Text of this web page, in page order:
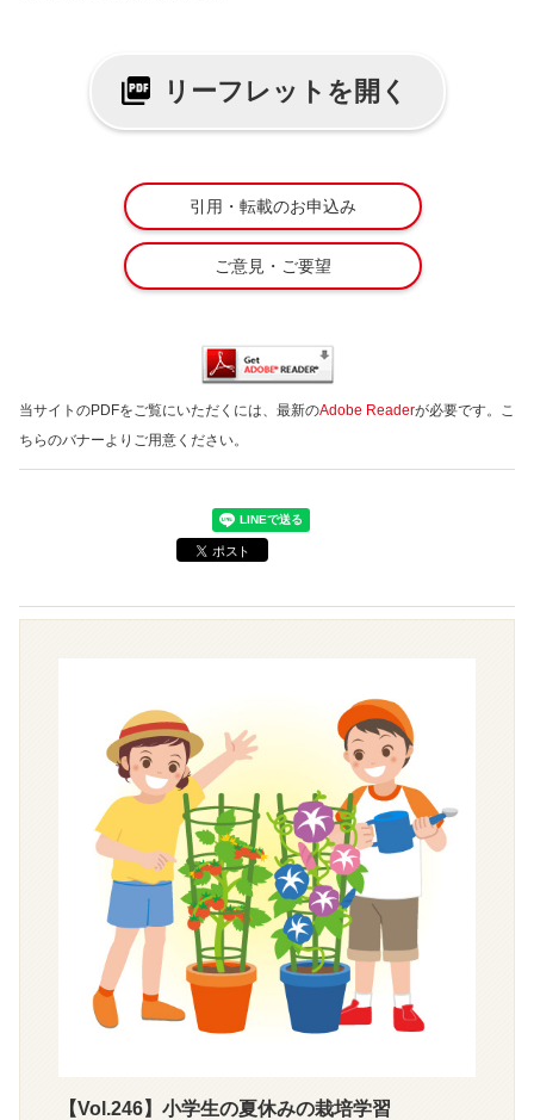
リーフレットを開く
引用・転載のお申込み
ご意見・ご要望
当サイトのPDFをご覧にいただくには、最新のAdobe Readerが必要です。こ
ちらのバナーよりご用意ください。
【Vol.246】小学生の夏休みの栽培学習